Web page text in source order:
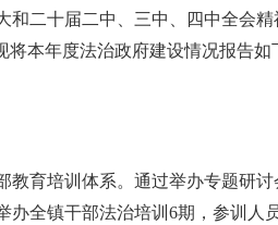
和二十届二中、三中、四中全会精
本年度法治政府建设情况报告如
育培训体系。通过举办专题研讨
办全镇干部法治培训6期，参训人